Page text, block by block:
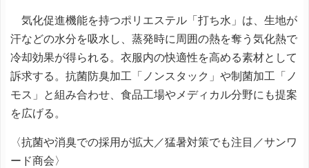
気化促進機能を持つポリエステル「打ち水」は、生地が
汗などの水分を吸水し、蒸発時に周囲の熱を奪う気化熱で
冷却効果が得られる。衣服内の快適性を高める素材として
訴求する。抗菌防臭加工「ノンスタック」や制菌加工「ノ
モス」と組み合わせ、食品工場やメディカル分野にも提案
を広げる。
〈抗菌や消臭での採用が拡大／猛暑対策でも注目／サンワ
ード商会〉